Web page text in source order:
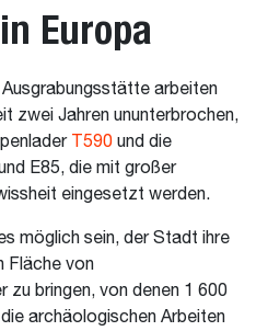
Europa
arbeiten
zwei Jahren ununterbrochen,
T590 und die
E85, die mit großer
eingesetzt werden.
möglich sein, der Stadt ihre
Fläche von
zu bringen, von denen 1 600
archäologischen Arbeiten